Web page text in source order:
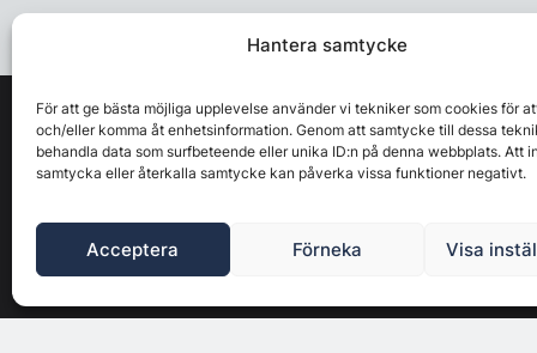
Hantera samtycke
För att ge bästa möjliga upplevelse använder vi tekniker som cookies för
och/eller komma åt enhetsinformation. Genom att samtycke till dessa
behandla data som surfbeteende eller unika ID:n på denna webbplats. Att
samtycka eller återkalla samtycke kan påverka vissa funktioner negativt.
Acceptera Förneka Visa